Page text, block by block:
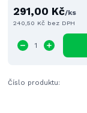
291,00 Kč/ks
240,50 Kč bez DPH
Číslo produktu: